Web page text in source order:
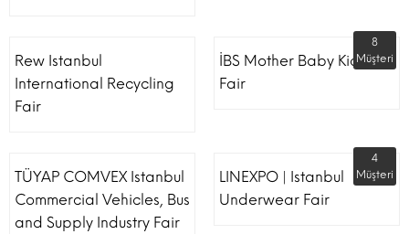
Rew Istanbul
International Recycling
Fair
İBS Mother Baby Kids
Fair
8
Müşteri
TÜYAP COMVEX Istanbul
Commercial Vehicles, Bus
and Supply Industry Fair
LINEXPO | Istanbul
Underwear Fair
4
Müşteri